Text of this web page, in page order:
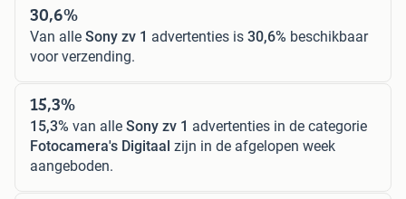
30,6%
Van alle Sony zv 1 advertenties is 30,6% beschikbaar
voor verzending.
15,3%
15,3% van alle Sony zv 1 advertenties in de categorie
Fotocamera's Digitaal zijn in de afgelopen week
aangeboden.